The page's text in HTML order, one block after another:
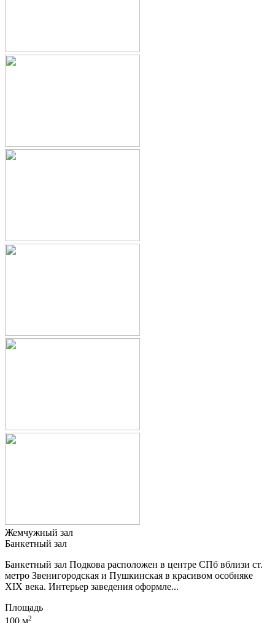
Жемчужный зал
Банкетный зал
Банкетный зал Подкова расположен в центре СПб вблизи ст.
метро Звенигородская и Пушкинская в красивом особняке
XIX века. Интерьер заведения оформле...
Площадь
100 м2